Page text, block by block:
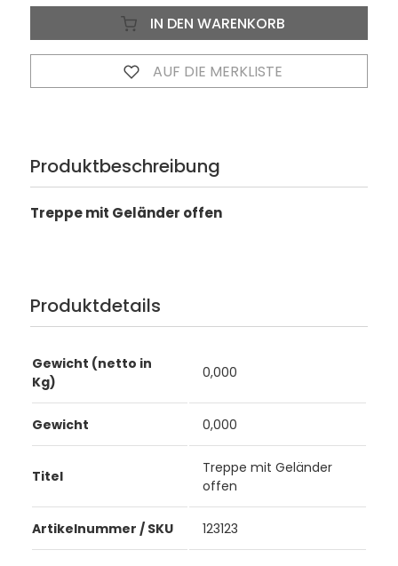
IN DEN WARENKORB
AUF DIE MERKLISTE
Produktbeschreibung
Treppe mit Geländer offen
Produktdetails
Gewicht (netto in
Kg)
0,000
Gewicht 0,000
Titel
Treppe mit Geländer
offen
Artikelnummer / SKU 123123